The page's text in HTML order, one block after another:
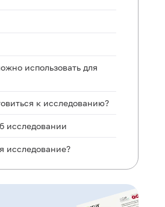
использовать для
к исследованию?
исследовании
исследование?